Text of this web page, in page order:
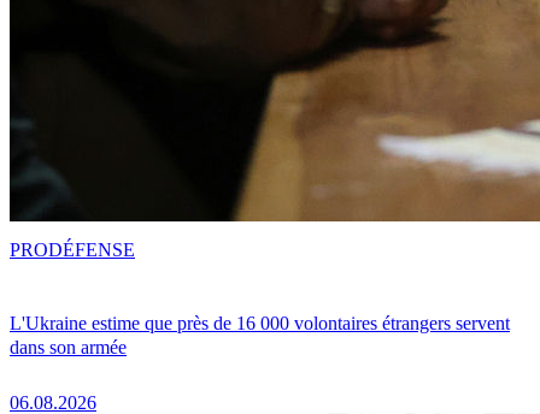
L'Ukraine estime que près de 16 000 volontaires étrangers servent
dans son armée
06.08.2026
PRODÉFENSE